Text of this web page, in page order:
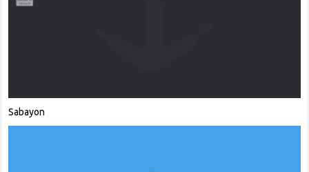
Emmabuntüs